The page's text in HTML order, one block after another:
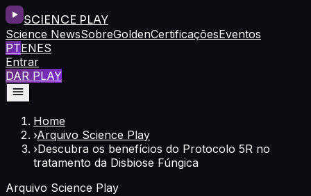
SCIENCE PLAY
Science NewsSobreGoldenCertificaçõesEventos
PTENES
Entrar
DAR PLAY
Home
›Arquivo Science Play
›Descubra os benefícios do Protocolo 5R no
tratamento da Disbiose Fúngica
Arquivo Science Play